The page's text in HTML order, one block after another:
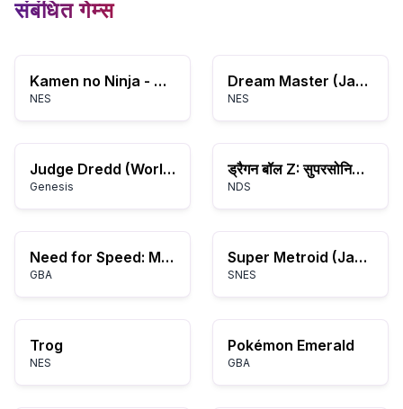
संबंधित गेम्स
Kamen no Ninja - Akakage (Japan)
NES
Dream Master (Japan)
NES
Judge Dredd (World)
Genesis
ड्रैगन बॉल Z: सुपरसोनिक वॉरियर्स 2
NDS
Need for Speed: Most Wanted
GBA
Super Metroid (Japan, USA) (En,Ja)
SNES
Trog
NES
Pokémon Emerald
GBA